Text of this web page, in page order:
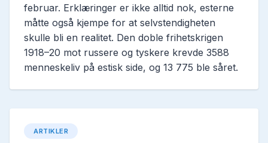
februar. Erklæringer er ikke alltid nok, esterne
måtte også kjempe for at selvstendigheten
skulle bli en realitet. Den doble frihetskrigen
1918–20 mot russere og tyskere krevde 3588
menneskeliv på estisk side, og 13 775 ble såret.
ARTIKLER